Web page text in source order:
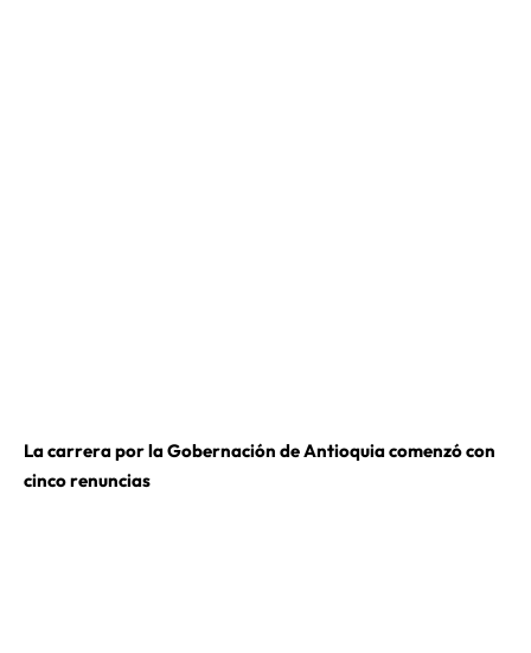
La carrera por la Gobernación de Antioquia comenzó con
cinco renuncias